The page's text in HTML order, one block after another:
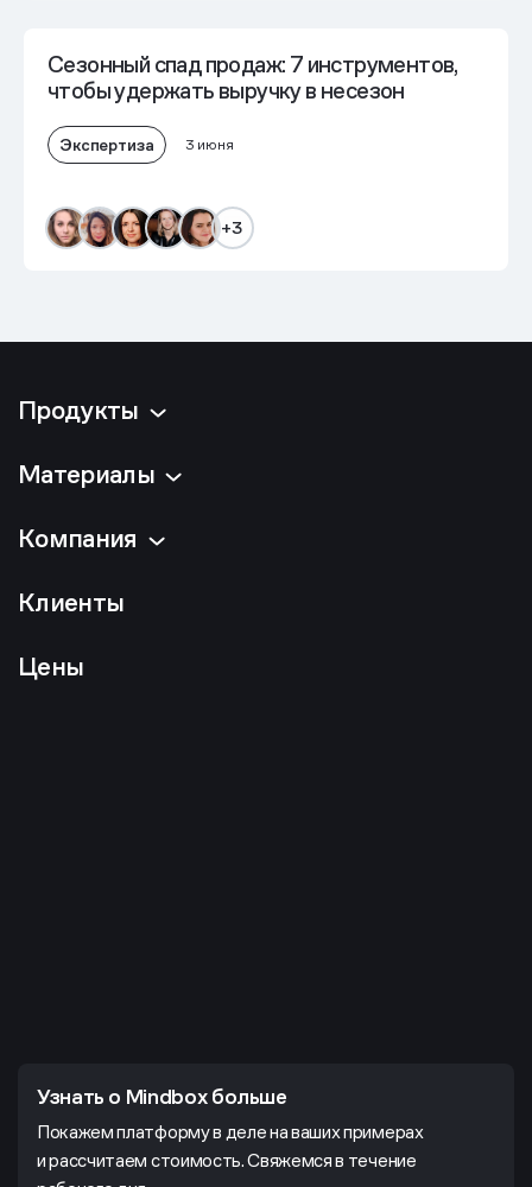
Сезонный спад продаж: 7 инструментов,
чтобы удержать выручку в несезон
Экспертиза 3 июня
+3
Продукты
Материалы
Компания
Клиенты
Цены
Узнать о Mindbox больше
Покажем платформу в деле на ваших примерах
и рассчитаем стоимость. Свяжемся в течение